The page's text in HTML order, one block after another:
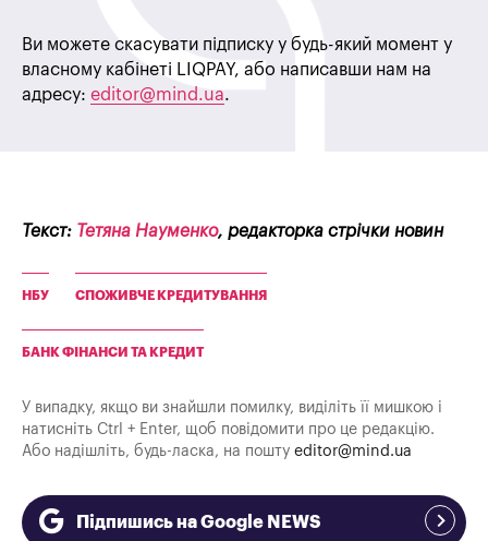
Ви можете скасувати підписку у будь-який момент у
власному кабінеті LIQPAY, або написавши нам на
адресу: editor@mind.ua.
Текст: Тетяна Науменко, редакторка стрічки новин
НБУ СПОЖИВЧЕ КРЕДИТУВАННЯ
БАНК ФІНАНСИ ТА КРЕДИТ
У випадку, якщо ви знайшли помилку, виділіть її мишкою і
натисніть Ctrl + Enter, щоб повідомити про це редакцію.
Або надішліть, будь-ласка, на пошту editor@mind.ua
Підпишись на Google NEWS